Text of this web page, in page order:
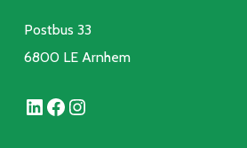
Postbus 33
6800 LE Arnhem
LinkedIn Facebook Instagram